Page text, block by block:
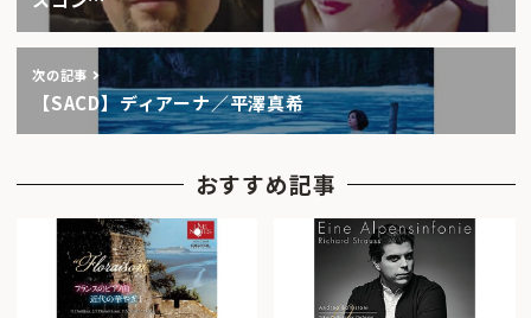
次の記事
【SACD】ディアーナ／平澤真希
おすすめ記事